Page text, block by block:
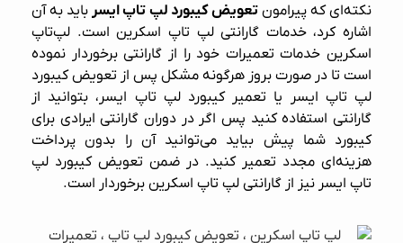
نکته‌ای که پیرامونتعویض کیبورد لپ‌ تاپ ایسر باید به آن
اشاره کرد، خدمات گارانتی لپ‌ تاپ اسکرین است. لپ‌تاپ
اسکرین خدمات تعمیرات خود را از گارانتی برخوردار نموده
است تا در صورت بروز هرگونه مشکل پس از تعویض کیبورد
لپ تاپ ایسر یا تعمیر کیبورد لپ تاپ ایسر، بتوانید از
گارانتی استفاده کنید پس اگر در دوران گارانتی ایرادی برای
کیبورد شما پیش بیاید می‌توانید آن را بدون پرداخت
هزینه‌ای مجدد تعمیر کنید. در ضمن تعویض کیبورد لپ
تاپ ایسر نیز از گارانتی لپ تاپ اسکرین برخوردار است.